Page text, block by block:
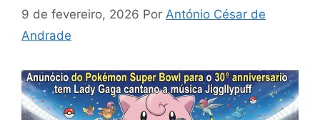
9 de fevereiro, 2026 Por António César de
Andrade